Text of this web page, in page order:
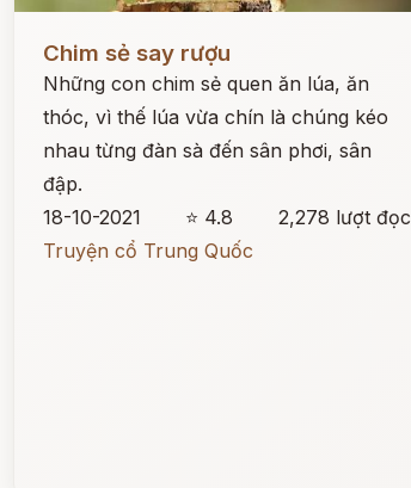
Chim sẻ say rượu
Những con chim sẻ quen ăn lúa, ăn
thóc, vì thế lúa vừa chín là chúng kéo
nhau từng đàn sà đến sân phơi, sân
đập.
18-10-2021
⭐ 4.8
2,278 lượt đọc
Truyện cổ Trung Quốc